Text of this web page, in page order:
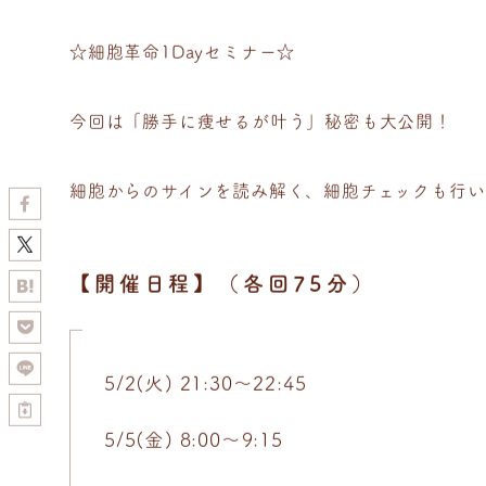
☆細胞革命1Dayセミナー☆
今回は「勝手に痩せるが叶う」秘密も大公開！
細胞からのサインを読み解く、細胞チェックも行
【開催日程】（各回75分）
5/2(火) 21:30〜22:45
5/5(金) 8:00〜9:15